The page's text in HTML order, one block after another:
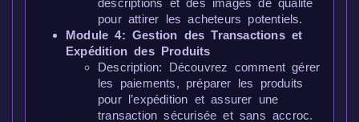
descriptions et des images de qualité
pour attirer les acheteurs potentiels.
Module 4: Gestion des Transactions et
Expédition des Produits
Description: Découvrez comment gérer
les paiements, préparer les produits
pour l’expédition et assurer une
transaction sécurisée et sans accroc.